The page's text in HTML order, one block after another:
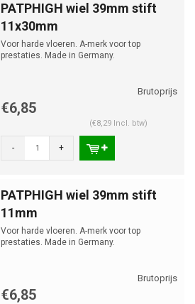
PATPHIGH wiel 39mm stift
11x30mm
Voor harde vloeren. A-merk voor top
prestaties. Made in Germany.
€6,85
(€8,29 Incl. btw)
- +
PATPHIGH wiel 39mm stift
11mm
Voor harde vloeren. A-merk voor top
prestaties. Made in Germany.
€6,85